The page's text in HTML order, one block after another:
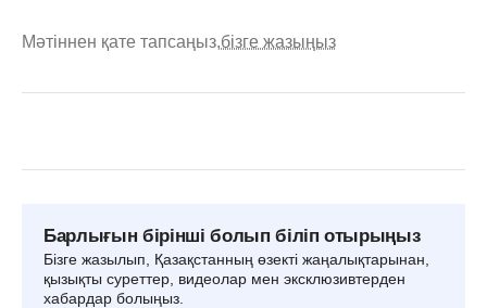
Мәтіннен қате тапсаңыз,бізге жазыңыз
Барлығын бірінші болып біліп отырыңыз
Бізге жазылып, Қазақстанның өзекті жаңалықтарынан,
қызықты суреттер, видеолар мен эксклюзивтерден
хабардар болыңыз.